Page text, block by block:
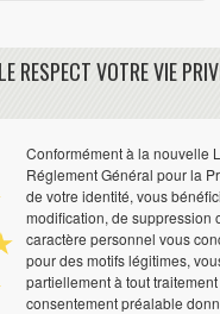
RESPECT VOTRE VIE
Conformément à la nouvelle
Réglement Général pour la
de votre identité, vous
modification, de suppression
caractère personnel vous
pour des motifs légitimes,
partiellement à tout
consentement préalable